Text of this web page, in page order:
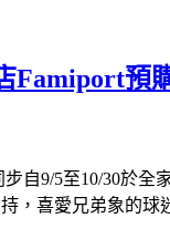
Famiport預
自9/5至10/30於
，喜愛兄弟象的球